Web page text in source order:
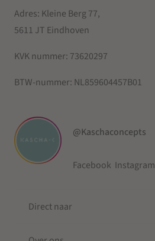
Adres: Kleine Berg 77,
5611 JT Eindhoven
KVK nummer: 73620297
BTW-nummer: NL859604457B01
@Kaschaconcepts
Facebook Instagram
Direct naar